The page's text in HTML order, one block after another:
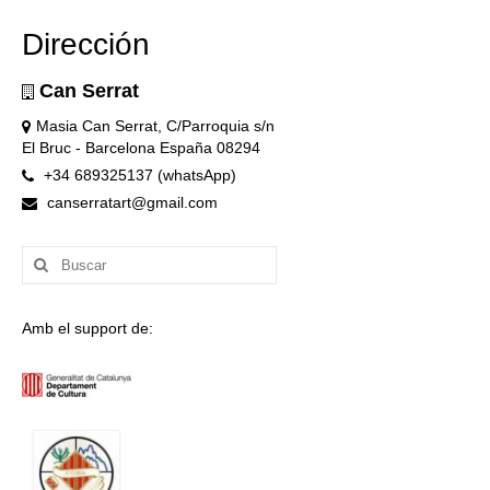
Dirección
Can Serrat
Masia Can Serrat, C/Parroquia s/n
El Bruc - Barcelona España 08294
+34 689325137 (whatsApp)
canserratart@gmail.com
Buscar
por:
Amb el support de: